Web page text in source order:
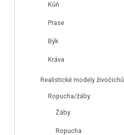
Kůň
Prase
Býk
Kráva
Realistické modely živočichů
Ropucha/žáby
Žáby
Ropucha